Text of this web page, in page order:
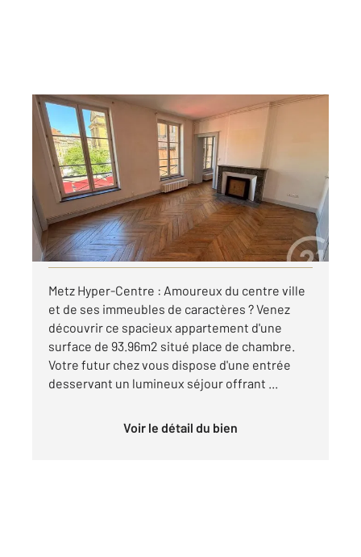
METZ 57
93,96 m2, 3 pièces
Ref : 38372
Appartement F4 à louer
1 095 €
par mois charges comprises
Visiter le site dédié
Metz Hyper-Centre : Amoureux du centre ville
et de ses immeubles de caractères ? Venez
découvrir ce spacieux appartement d'une
surface de 93.96m2 situé place de chambre.
Votre futur chez vous dispose d'une entrée
desservant un lumineux séjour offrant ...
Voir le détail du bien